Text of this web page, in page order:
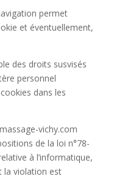
permet
et éventuellement,
des droits susvisés
personnel
dans les
vichy.com
de la loi n°78-
à l’informatique,
la violation est